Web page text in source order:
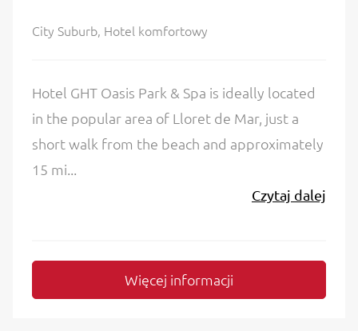
City Suburb, Hotel komfortowy
Hotel GHT Oasis Park & Spa is ideally located
in the popular area of Lloret de Mar, just a
short walk from the beach and approximately
15 mi...
Czytaj dalej
Więcej informacji